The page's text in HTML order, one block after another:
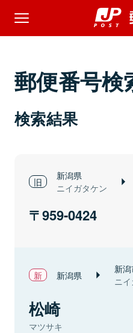
郵便番号検
検索結果
新潟県
ニイガタケン
959-0424
新潟県 新
ニ
松崎
マツサキ